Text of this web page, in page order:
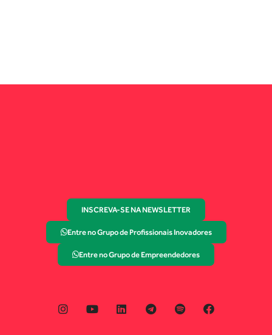
INSCREVA-SE NA NEWSLETTER
Entre no Grupo de Profissionais Inovadores
Entre no Grupo de Empreendedores